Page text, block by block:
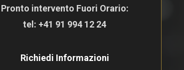
Pronto intervento Fuori Orario:
tel: +41 91 994 12 24
Richiedi Informazioni